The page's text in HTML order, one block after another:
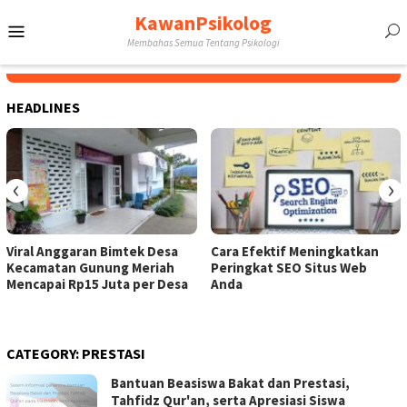
to
KawanPsikolog
Membahas Semua Tentang Psikologi
HEADLINES
Viral Anggaran Bimtek Desa
Kecamatan Gunung Meriah
Mencapai Rp15 Juta per Desa
Cara Efektif Meningkatkan
Peringkat SEO Situs Web
Anda
‹ ›
CATEGORY: PRESTASI
Bantuan Beasiswa Bakat dan Prestasi,
Tahfidz Qur'an, serta Apresiasi Siswa